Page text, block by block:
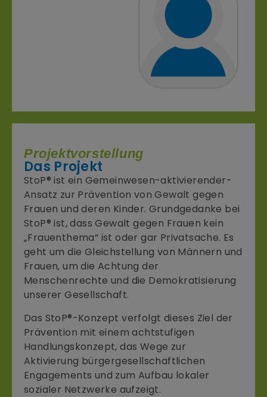
Projektvorstellung
Das Projekt
StoP® ist ein Gemeinwesen-aktivierender-
Ansatz zur Prävention von Gewalt gegen
Frauen und deren Kinder. Grundgedanke bei
StoP® ist, dass Gewalt gegen Frauen kein
„Frauenthema“ ist oder gar Privatsache. Es
geht um die Gleichstellung von Männern und
Frauen, um die Achtung der
Menschenrechte und die Demokratisierung
unserer Gesellschaft.
Das StoP®-Konzept verfolgt dieses Ziel der
Prävention mit einem achtstufigen
Handlungskonzept, das Wege zur
Aktivierung bürgergesellschaftlichen
Engagements und zum Aufbau lokaler
sozialer Netzwerke aufzeigt.